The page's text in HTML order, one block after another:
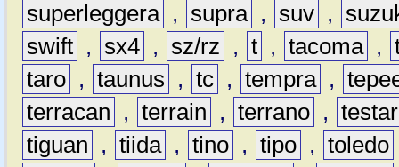
superleggera , supra , suv ,
swift , sx4 , sz/rz , t , tacoma ,
taro , taunus , tc , tempra ,
terracan
, terrain , terrano ,
tiguan
, tiida , tino , tipo , toledo